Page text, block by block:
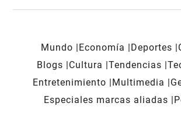
Mundo Economía Deportes
Blogs
Cultura Tendencias
Entretenimiento
Multimedia
Especiales marcas aliadas